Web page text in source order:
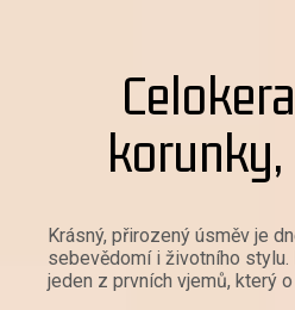
korunky,
Krásný, přirozený úsměv je
sebevědomí i životního
jeden z prvních vjemů, který